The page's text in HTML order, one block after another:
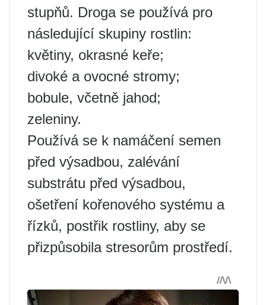
stupňů. Droga se používá pro
následující skupiny rostlin:
květiny, okrasné keře;
divoké a ovocné stromy;
bobule, včetně jahod;
zeleniny.
Používá se k namáčení semen
před výsadbou, zalévání
substrátu před výsadbou,
ošetření kořenového systému a
řízků, postřik rostliny, aby se
přizpůsobila stresorům prostředí.